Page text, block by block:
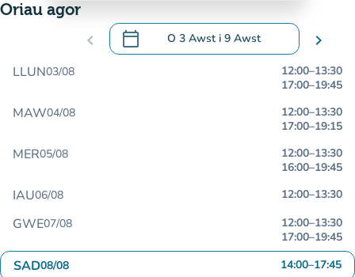
Oriau agor
chevron_left calendar_today O 3 Awst i 9 Awst
.Agor y calendr i newid dyddiadau chevron_right
LLUN03/08 12:00–13:30
17:00–19:45
MAW04/08 12:00–13:30
17:00–19:15
MER05/08 12:00–13:30
16:00–19:45
IAU06/08 12:00–13:30
GWE07/08 12:00–13:30
17:00–19:45
SAD08/08 14:00–17:45